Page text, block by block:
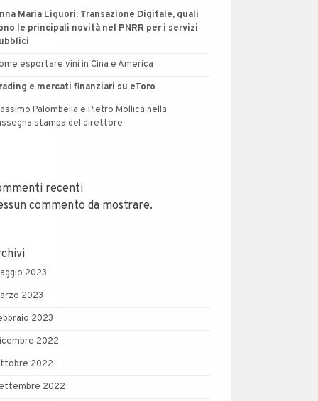
Maria Liguori: Transazione Digitale, quali
le principali novità nel PNRR per i servizi
esportare vini in Cina e America
e mercati finanziari su eToro
Palombella e Pietro Mollica nella
stampa del direttore
recenti
commento da mostrare.
2023
2023
2023
2022
2022
2022